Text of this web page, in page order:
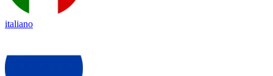
italiano